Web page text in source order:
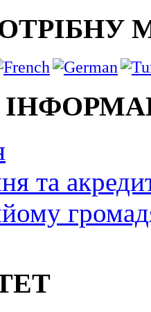
та